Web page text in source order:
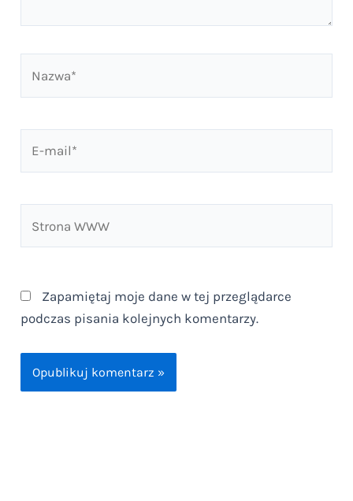
WWW
Zapamiętaj moje dane w tej przeglądarce
podczas pisania kolejnych komentarzy.